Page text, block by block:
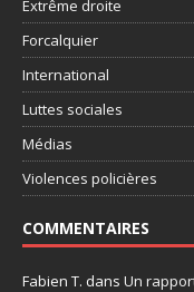
Extrême droite
Forcalquier
International
Luttes sociales
Médias
Violences policières
COMMENTAIRES
Fabien T. dans Un